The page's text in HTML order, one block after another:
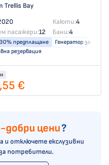
Trellis Bay
Каюти:4
пасажери:12 Бани:4
предплащане
Генератор за ток
резервация
€
добри цени?
и отключете екслузивни
потребители.